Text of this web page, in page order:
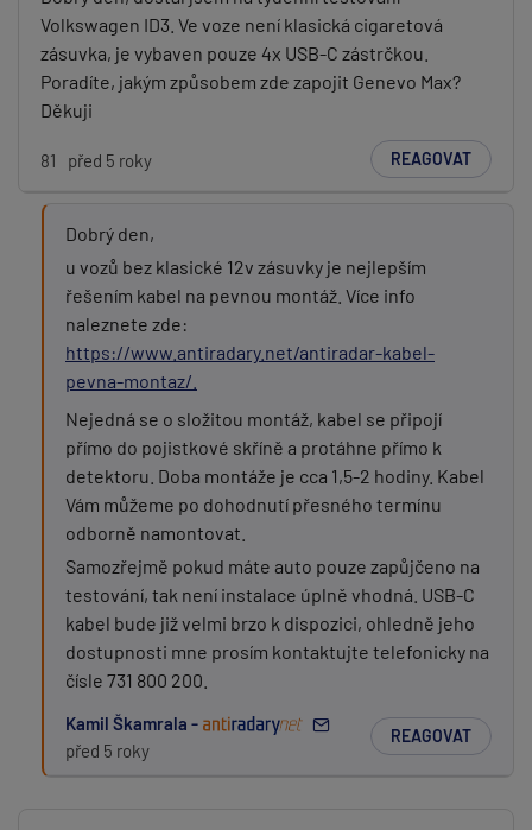
PŘIDAT PŘÍSPĚVEK
Volkswagen ID3. Ve voze není klasická cigaretová
zásuvka, je vybaven pouze 4x USB-C zástrčkou.
Poradíte, jakým způsobem zde zapojit Genevo Max?
Děkuji
81 před 5 roky REAGOVAT
Dobrý den,
u vozů bez klasické 12v zásuvky je nejlepším
řešením kabel na pevnou montáž. Více info
naleznete zde:
https://www.antiradary.net/antiradar-kabel-
pevna-montaz/.
Nejedná se o složitou montáž, kabel se připojí
přímo do pojistkové skříně a protáhne přímo k
detektoru. Doba montáže je cca 1,5-2 hodiny. Kabel
Vám můžeme po dohodnutí přesného termínu
odborně namontovat.
Samozřejmě pokud máte auto pouze zapůjčeno na
testování, tak není instalace úplně vhodná. USB-C
kabel bude již velmi brzo k dispozici, ohledně jeho
dostupnosti mne prosím kontaktujte telefonicky na
čísle 731 800 200.
Kamil Škamrala -
před 5 roky
REAGOVAT